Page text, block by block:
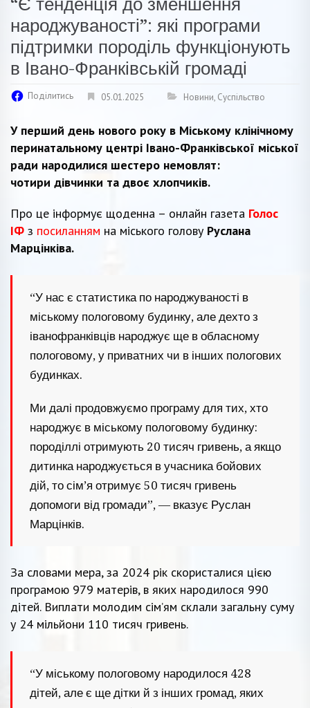
народжуваності”: які програми
підтримки породіль функціонують
в Івано-Франківській громаді
Поділитись 05.01.2025 Новини, Суспільство
У перший день нового року в Міському клінічному
перинатальному центрі Івано-Франківської міської
ради народилися шестеро немовлят:
чотири дівчинки та двоє хлопчиків.
Про це інформує щоденна – онлайн газета Голос
ІФ з посиланням на міського голову Руслана
Марцінківа.
“У нас є статистика по народжуваності в
міському пологовому будинку, але дехто з
іванофранківців народжує ще в обласному
пологовому, у приватних чи в інших пологових
будинках.
Ми далі продовжуємо програму для тих, хто
народжує в міському пологовому будинку:
породіллі отримують 20 тисяч гривень, а якщо
дитинка народжується в учасника бойових
дій, то сім’я отримує 50 тисяч гривень
допомоги від громади”, — вказує Руслан
Марцінків.
За словами мера, за 2024 рік скористалися цією
програмою 979 матерів, в яких народилося 990
дітей. Виплати молодим сім’ям склали загальну суму
у 24 мільйони 110 тисяч гривень.
“У міському пологовому народилося 428
дітей, але є ще дітки й з інших громад, яких